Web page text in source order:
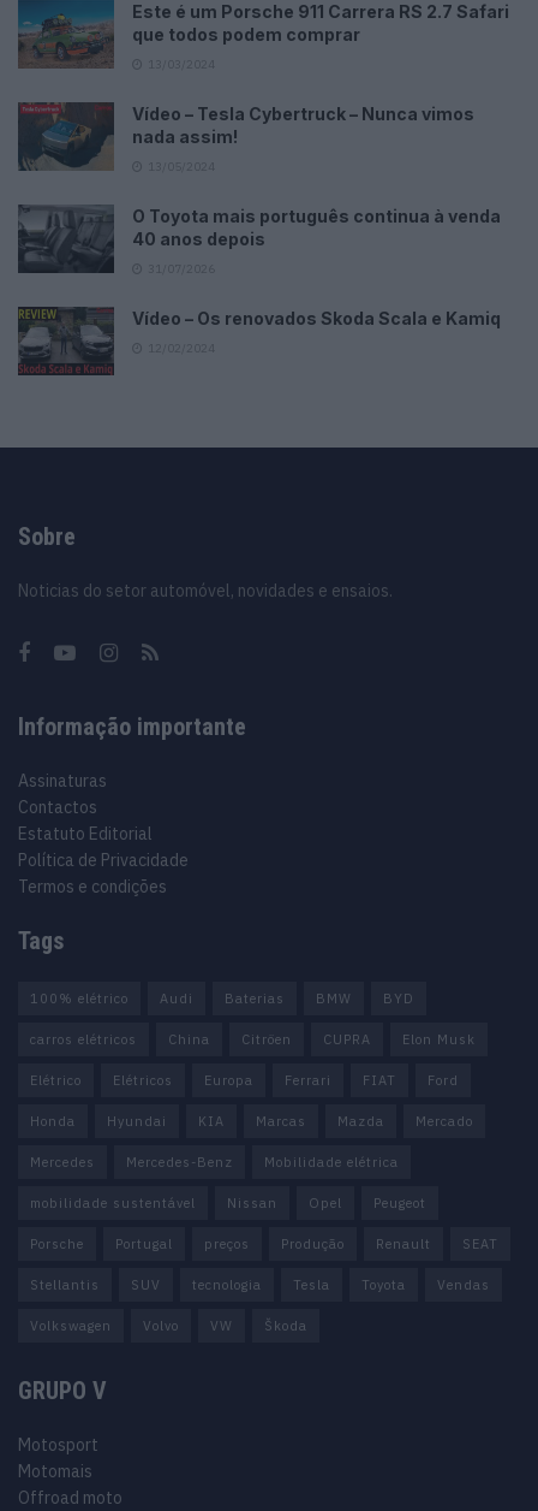
Este é um Porsche 911 Carrera RS 2.7 Safari
que todos podem comprar
Vídeo – Tesla Cybertruck – Nunca vimos
nada assim!
O Toyota mais português continua à venda
40 anos depois
Vídeo – Os renovados Skoda Scala e Kamiq
Sobre
Noticias do setor automóvel, novidades e ensaios.
Informação importante
Assinaturas
Contactos
Estatuto Editorial
Política de Privacidade
Termos e condições
Tags
100% elétrico Audi Baterias BMW BYD
carros elétricos China Citröen CUPRA Elon Musk
Elétrico Elétricos Europa Ferrari FIAT Ford
Honda Hyundai KIA Marcas Mazda Mercado
Mercedes Mercedes-Benz Mobilidade elétrica
mobilidade sustentável Nissan Opel Peugeot
Porsche Portugal preços Produção Renault SEAT
Stellantis SUV tecnologia Tesla Toyota Vendas
Volkswagen Volvo VW Škoda
GRUPO V
Motosport
Motomais
Offroad moto